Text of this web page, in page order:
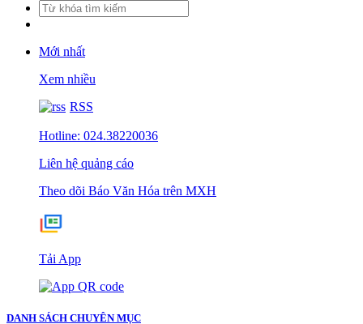
Mới nhất
Xem nhiều
RSS
Hotline: 024.38220036
Liên hệ quảng cáo
Theo dõi Báo Văn Hóa trên MXH
Tải App
DANH SÁCH CHUYÊN MỤC